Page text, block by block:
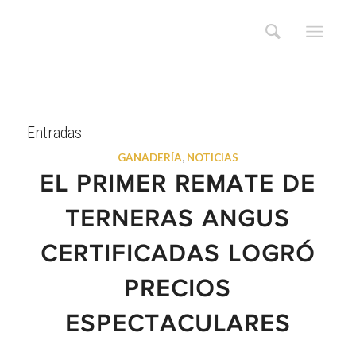
Entradas
GANADERÍA, NOTICIAS
EL PRIMER REMATE DE
TERNERAS ANGUS
CERTIFICADAS LOGRÓ
PRECIOS
ESPECTACULARES